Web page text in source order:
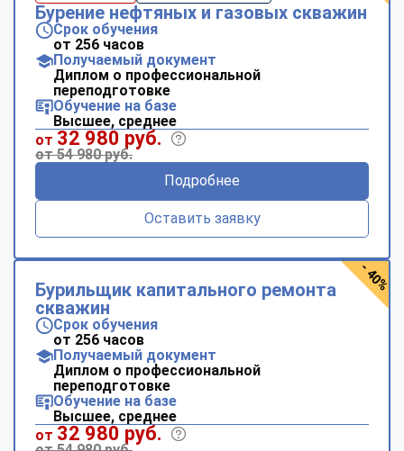
Бурение нефтяных и газовых скважин
Срок обучения
от 256 часов
Получаемый документ
Диплом о профессиональной
переподготовке
Обучение на базе
Высшее, среднее
от 32 980 руб.
от 54 980 руб.
Подробнее
Оставить заявку
Бурильщик капитального ремонта
скважин
Срок обучения
от 256 часов
Получаемый документ
Диплом о профессиональной
переподготовке
Обучение на базе
Высшее, среднее
от 32 980 руб.
- 40%